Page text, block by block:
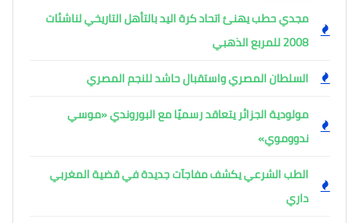
مجدي حطب يهنئ اتحاد كرة اليد بالتأهل التاريخي لناشئات
2008 للمربع الذهبي
السلطان المصري واستقبال حاشد للنجم المصري
مولودية الجزائر يتعاقد رسميًا مع البوروندي «موسي
ندووموي»
الطب الشرعي يكشف مفاجآت جديدة في قضية المغربي
داري